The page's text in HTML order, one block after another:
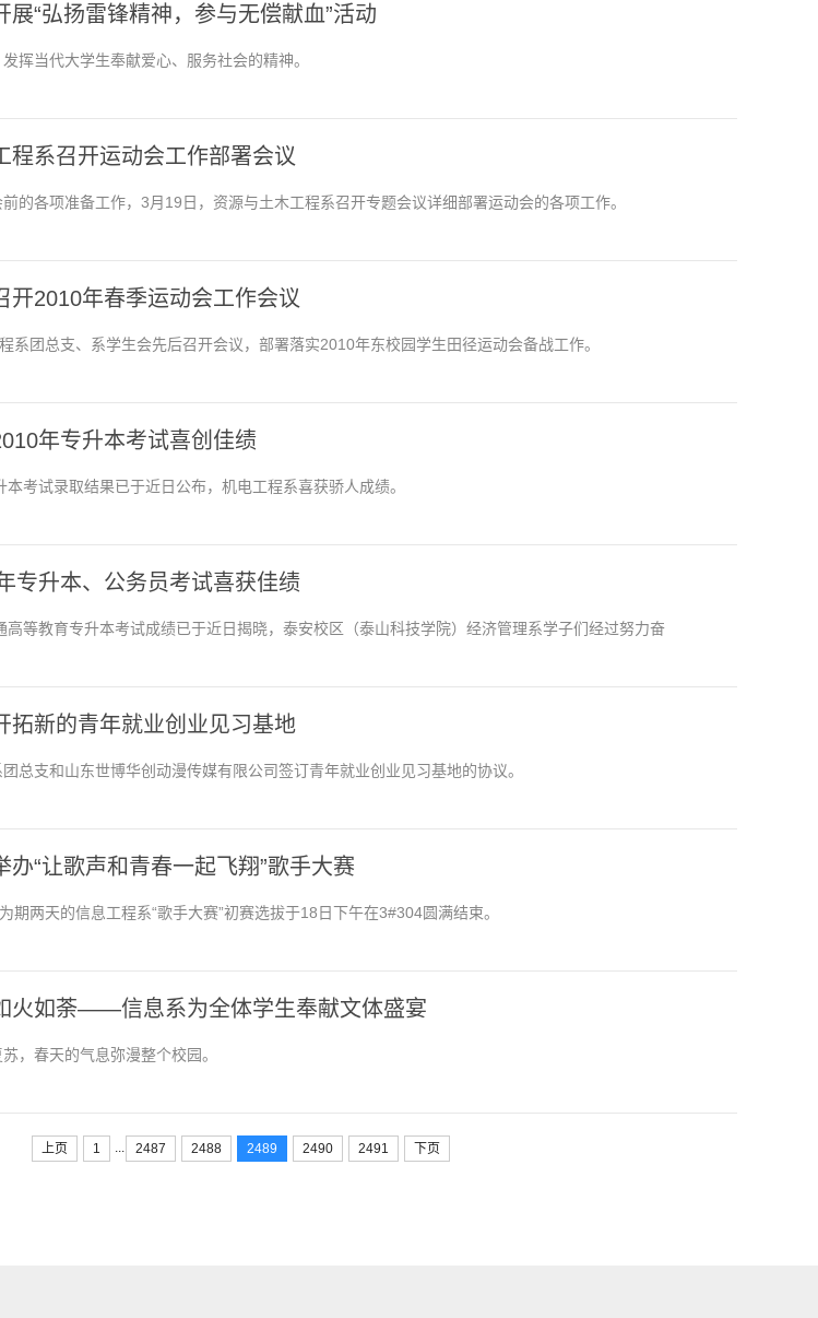
展“弘扬雷锋精神，参与无偿献血”活动
挥当代大学生奉献爱心、服务社会的精神。
程系召开运动会工作部署会议
的各项准备工作，3月19日，资源与土木工程系召开专题会议详细部署运动会的各项工作。
开2010年春季运动会工作会议
系团总支、系学生会先后召开会议，部署落实2010年东校园学生田径运动会备战工作。
年专升本考试喜创佳绩
本考试录取结果已于近日公布，机电工程系喜获骄人成绩。
专升本、公务员考试喜获佳绩
高等教育专升本考试成绩已于近日揭晓，泰安校区（泰山科技学院）经济管理系学子们经过努力奋
拓新的青年就业创业见习基地
总支和山东世博华创动漫传媒有限公司签订青年就业创业见习基地的协议。
办“让歌声和青春一起飞翔”歌手大赛
期两天的信息工程系“歌手大赛”初赛选拔于18日下午在3#304圆满结束。
火如荼——信息系为全体学生奉献文体盛宴
，春天的气息弥漫整个校园。
上页 1 ... 2487 2488 2489 2490 2491 下页